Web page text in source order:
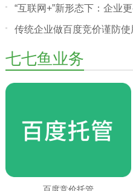
“互联网+”新形态下：企业
传统企业做百度竞价谨防
七七鱼业务